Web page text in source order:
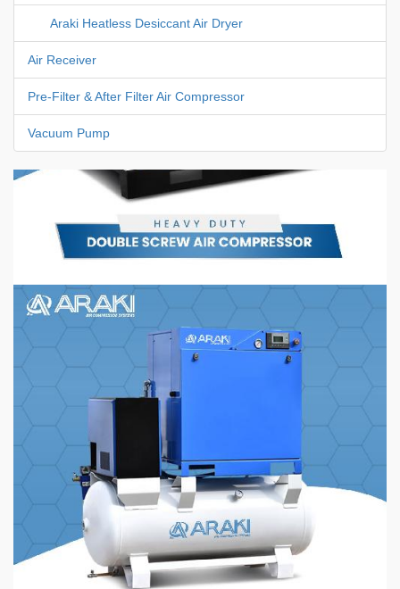
Araki Heatless Desiccant Air Dryer
Air Receiver
Pre-Filter & After Filter Air Compressor
Vacuum Pump